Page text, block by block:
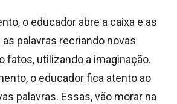
o educador abre a caixa e as
palavras recriando novas
fatos, utilizando a imaginação.
o educador fica atento ao
palavras. Essas, vão morar na